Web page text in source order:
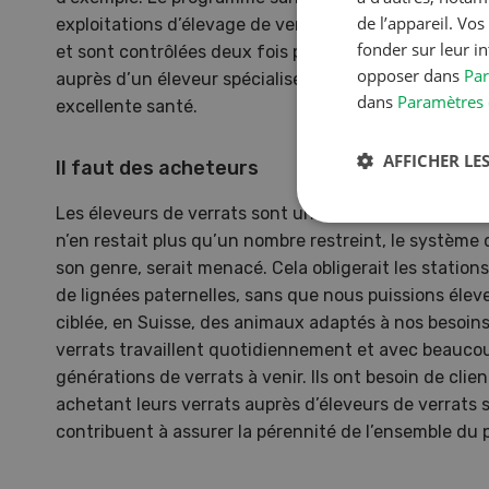
exploitations d’élevage de verrats satisfont à des
et sont contrôlées deux fois par an. Les
auprès d’un éleveur spécialisé ont de grandes
excellente santé.
Il faut des acheteurs
Les éleveurs de verrats sont un maillon vital au sein
n’en restait plus qu’un nombre restreint, le système
son genre, serait menacé. Cela obligerait les
de lignées paternelles, sans que nous puissions
ciblée, en Suisse, des animaux adaptés à nos
verrats travaillent quotidiennement et avec
générations de verrats à venir. Ils ont besoin de
achetant leurs verrats auprès d’éleveurs de verrats
contribuent à assurer la pérennité de l’ensemble du
de l’appareil.
fonder sur leur
opposer dans
dans
AFFICHER